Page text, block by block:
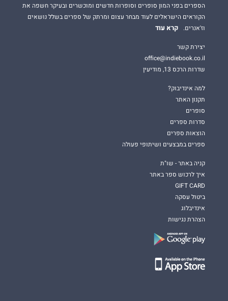
הספרים בפני המון סופרים וסופרות חדשים ומוכשרים ובעיקר חשפה את
הקוראים הישראלים לעוד מבחר עצום ומרתק של ספרים בשלל נושאים
וז'אנרים.
קרא עוד
יצירת קשר
office@indiebook.co.il
שדרות הרכס 13, מודיעין
למה אינדיבוק?
תקנון האתר
סופרים
סדרות ספרים
הוצאות ספרים
ספרים במבצעים ושיתופי פעולה
קניה באתר - שו"ת
איך לרכוש ספר באתר
GIFT CARD
ביטול עסקה
אינדיבלוג
הצהרת נגישות